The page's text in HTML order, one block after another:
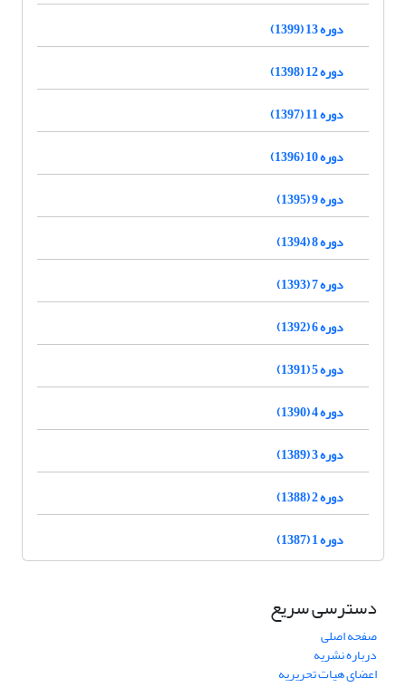
دوره 13 (1399)
دوره 12 (1398)
دوره 11 (1397)
دوره 10 (1396)
دوره 9 (1395)
دوره 8 (1394)
دوره 7 (1393)
دوره 6 (1392)
دوره 5 (1391)
دوره 4 (1390)
دوره 3 (1389)
دوره 2 (1388)
دوره 1 (1387)
دسترسی سریع
صفحه اصلی
درباره نشریه
اعضای هیات تحریریه